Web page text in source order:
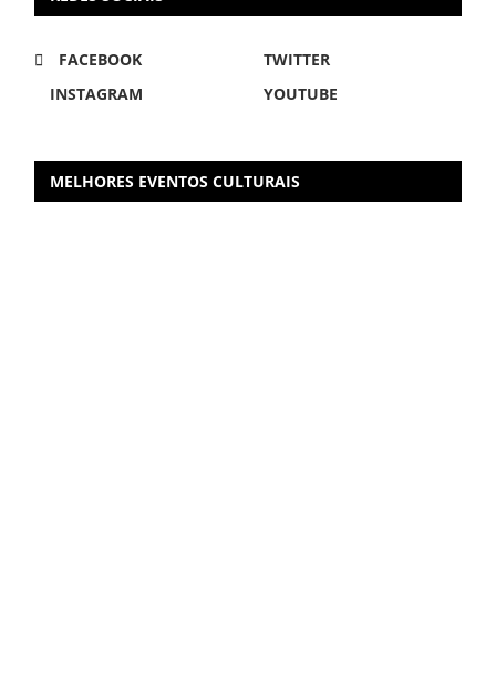
FACEBOOK
TWITTER
INSTAGRAM
YOUTUBE
MELHORES EVENTOS CULTURAIS